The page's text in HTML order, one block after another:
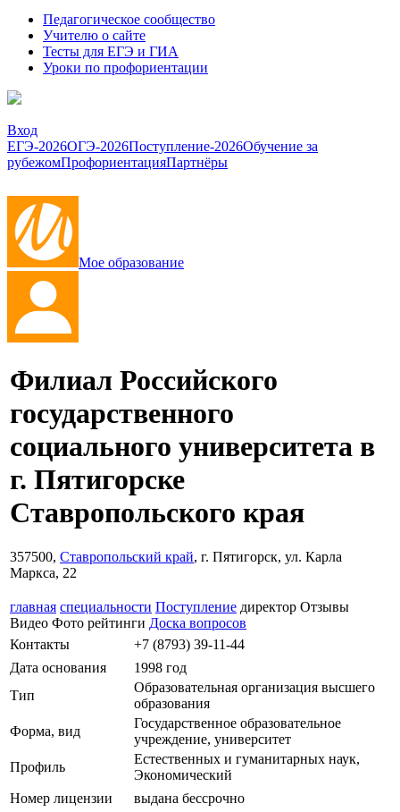
Педагогическое сообщество
Учителю о сайте
Тесты для ЕГЭ и ГИА
Уроки по профориентации
Вход
ЕГЭ-2026ОГЭ-2026Поступление-2026Обучение за
рубежомПрофориентацияПартнёры
Мое образование
Филиал Российского
государственного
социального университета в
г. Пятигорске
Ставропольского края
357500, Ставропольский край, г. Пятигорск, ул. Карла
Маркса, 22
главная специальности Поступление директор Отзывы
Видео Фото рейтинги Доска вопросов
Контакты
+7 (8793) 39-11-44
Дата основания
1998 год
Тип
Образовательная организация высшего
образования
Форма, вид
Государственное образовательное
учреждение, университет
Профиль
Естественных и гуманитарных наук,
Экономический
Номер лицензии
выдана бессрочно